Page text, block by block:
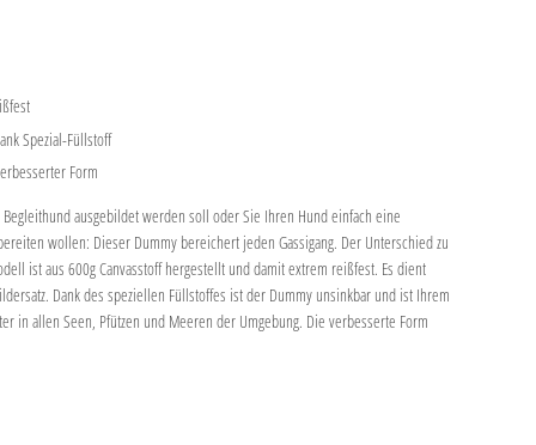
Spezial-Füllstoff
Form
ausgebildet werden soll oder Sie Ihren Hund einfach eine
wollen: Dieser Dummy bereichert jeden Gassigang. Der Unterschied zu
ist aus 600g Canvasstoff hergestellt und damit extrem reißfest. Es dient
Dank des speziellen Füllstoffes ist der Dummy unsinkbar und ist Ihrem
in allen Seen, Pfützen und Meeren der Umgebung. Die verbesserte Form